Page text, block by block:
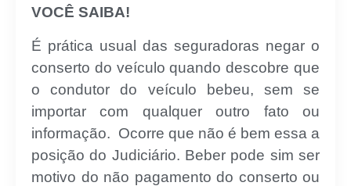
VOCÊ SAIBA!
É prática usual das seguradoras negar o
conserto do veículo quando descobre que
o condutor do veículo bebeu, sem se
importar com qualquer outro fato ou
informação. Ocorre que não é bem essa a
posição do Judiciário. Beber pode sim ser
motivo do não pagamento do conserto ou